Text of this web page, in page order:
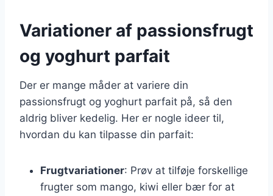
Variationer af passionsfrugt
og yoghurt parfait
Der er mange måder at variere din
passionsfrugt og yoghurt parfait på, så den
aldrig bliver kedelig. Her er nogle ideer til,
hvordan du kan tilpasse din parfait:
Frugtvariationer: Prøv at tilføje forskellige
frugter som mango, kiwi eller bær for at